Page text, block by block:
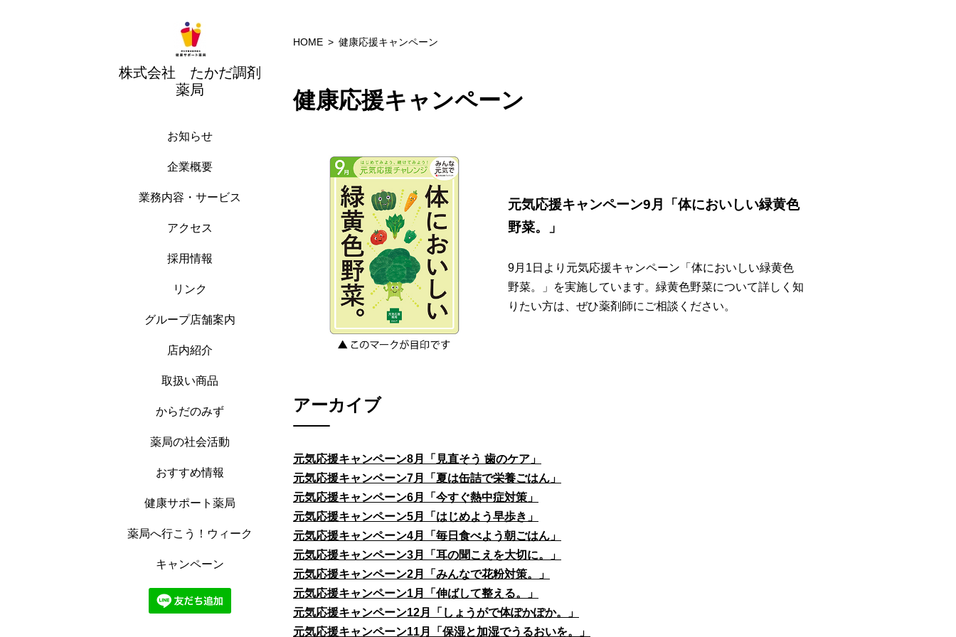
株式会社 たかだ調剤
薬局
お知らせ
企業概要
業務内容・サービス
アクセス
採用情報
リンク
グループ店舗案内
店内紹介
取扱い商品
からだのみず
薬局の社会活動
おすすめ情報
健康サポート薬局
薬局へ行こう！ウィーク
キャンペーン
HOME 健康応援キャンペーン
健康応援キャンペーン
元気応援キャンペーン9月「体においしい緑黄色
野菜。」
9月1日より元気応援キャンペーン「体においしい緑黄色
野菜。」を実施しています。緑黄色野菜について詳しく知
りたい方は、ぜひ薬剤師にご相談ください。
アーカイブ
元気応援キャンペーン8月「見直そう 歯のケア」
元気応援キャンペーン7月「夏は缶詰で栄養ごはん」
元気応援キャンペーン6月「今すぐ熱中症対策」
元気応援キャンペーン5月「はじめよう早歩き」
元気応援キャンペーン4月「毎日食べよう朝ごはん」
元気応援キャンペーン3月「耳の聞こえを大切に。」
元気応援キャンペーン2月「みんなで花粉対策。」
元気応援キャンペーン1月「伸ばして整える。」
元気応援キャンペーン12月「しょうがで体ぽかぽか。」
元気応援キャンペーン11月「保湿と加湿でうるおいを。」